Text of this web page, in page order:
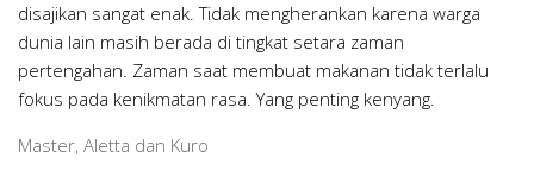
disajikan sangat enak. Tidak mengherankan karena warga
dunia lain masih berada di tingkat setara zaman
pertengahan. Zaman saat membuat makanan tidak terlalu
fokus pada kenikmatan rasa. Yang penting kenyang.
Master, Aletta dan Kuro